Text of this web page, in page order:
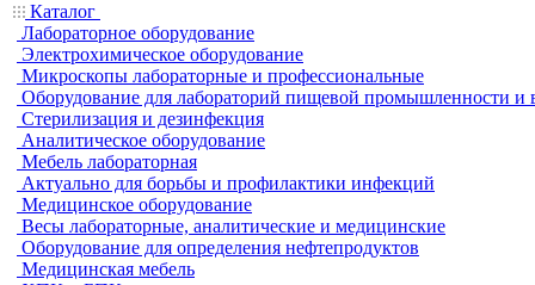
Каталог
Лабораторное оборудование
Электрохимическое оборудование
Микроскопы лабораторные и профессиональные
Оборудование для лабораторий пищевой промышленности и
Стерилизация и дезинфекция
Аналитическое оборудование
Мебель лабораторная
Актуально для борьбы и профилактики инфекций
Медицинское оборудование
Весы лабораторные, аналитические и медицинские
Оборудование для определения нефтепродуктов
Медицинская мебель